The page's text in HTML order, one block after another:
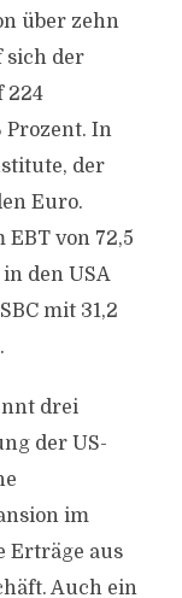
über zehn
sich der
224
Prozent. In
der
Euro.
von 72,5
den USA
mit 31,2
drei
der US-
im
Erträge aus
Auch ein